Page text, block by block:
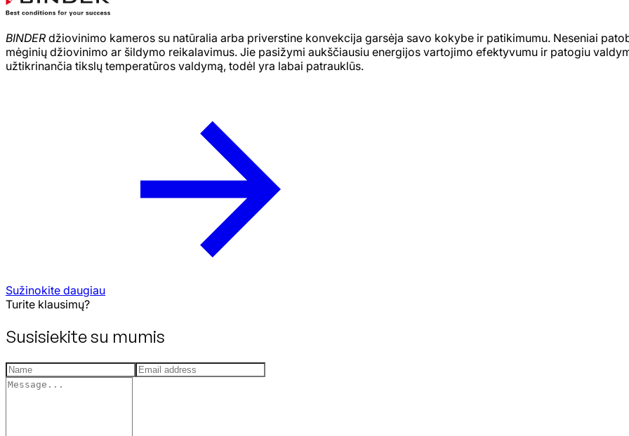
BINDER džiovinimo kameros su natūralia arba priverstine konvekcija garsėja savo kokybe ir patikimumu. Neseniai
mėginių džiovinimo ar šildymo reikalavimus. Jie pasižymi aukščiausiu energijos vartojimo efektyvumu ir patogiu
užtikrinančia tikslų temperatūros valdymą, todėl yra labai patrauklūs.
Sužinokite daugiau
Turite klausimų?
Susisiekite su mumis